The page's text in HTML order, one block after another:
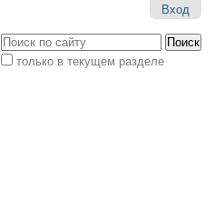
Вход
Поиск
только в текущем разделе